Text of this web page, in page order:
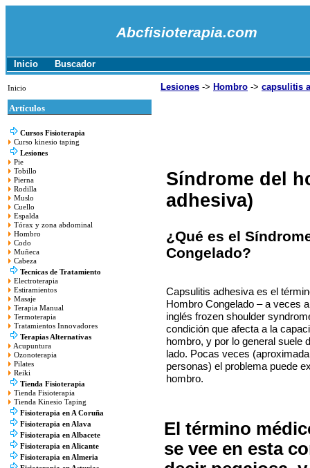
Abcfisioterapia.com
Inicio Buscador
Inicio
Artículos
Cursos Fisioterapia
Curso kinesio taping
Lesiones
Pie
Tobillo
Pierna
Rodilla
Muslo
Cuello
Espalda
Tórax y zona abdominal
Hombro
Codo
Muñeca
Cabeza
Tecnicas de Tratamiento
Electroterapia
Estiramientos
Masaje
Terapia Manual
Termoterapia
Tratamientos Innovadores
Terapias Alternativas
Acupuntura
Ozonoterapia
Pilates
Reiki
Tienda Fisioterapia
Tienda Fisioterapia
Tienda Kinesio Taping
Fisioterapia en A Coruña
Fisioterapia en Alava
Fisioterapia en Albacete
Fisioterapia en Alicante
Fisioterapia en Almeria
Lesiones -> Hombro -> capsulitis
Síndrome del
adhesiva)
¿Qué es el
Congelado?
Capsulitis adhesiva es el
Hombro Congelado – a veces
inglés frozen shoulder
condición que afecta a la
hombro, y por lo general suele
lado. Pocas veces
personas) el problema puede
hombro.
El término
se vee en esta